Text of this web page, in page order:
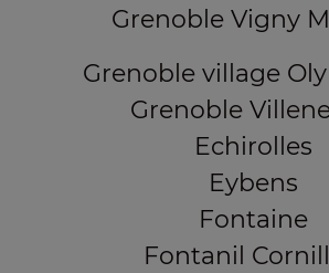
Grenoble Vigny
Grenoble village
Grenoble
Echirolles
Eybens
Fontaine
Fontanil